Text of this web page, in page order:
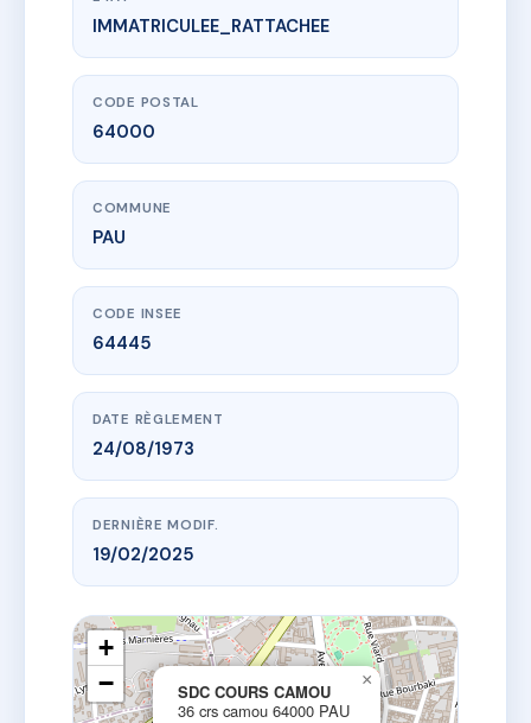
www.vme.plus/AC6832356
SDC COURS CAMOU
36 crs camou
IMMATRICULEE_RATTACHEE
CODE POSTAL
64000
COMMUNE
PAU
CODE INSEE
64445
DATE RÈGLEMENT
24/08/1973
DERNIÈRE MODIF.
19/02/2025
SDC COURS CAMOU
36 crs camou 64000 PAU
×
+
−